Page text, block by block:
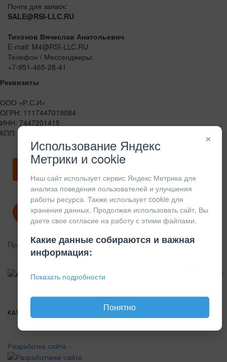
Почта для заявок:
SALE@RSI-LLC.RU
Тихонов Вячеслав Анатольевич
E-mail: M4@RSI-LLC.RU
Телефон / Мессенджеры:
+7-951-465-28-41
Реквизиты
ООО «Р.С.И»
ОГРН: 1117447019084
ИНН: 7447201415
КПП: 744701001
Скачать карточку предприятия
Политика конфиденциальности
Правила возврата
КОНСТРУКЦИОННЫЙ
КАТАЛОГ ВАКАНСИИ
Разработка сайта -
×
Использование Яндекс
Метрики и cookie
Наш сайт использует сервис Яндекс Метрика для
анализа поведения пользователей и улучшения
работы ресурса. Также использует cookie для
хранения данных. Продолжая использовать сайт, Вы
даете свое согласие на работу с этими файлами.
Какие данные собираются и важная
информация:
Показать подробности
Понятно